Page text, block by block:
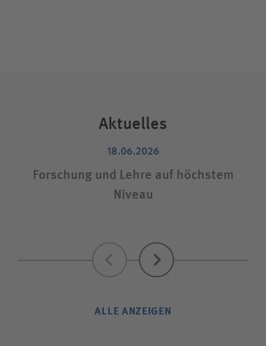
Aktuelles
18.06.2026
Forschung und Lehre auf höchstem
Niveau
Zurück Weiter
ALLE ANZEIGEN